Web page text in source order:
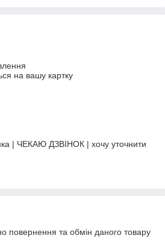
на вашу картку
| ЧЕКАЮ ДЗВІНОК | хочу уточнити
повернення та обмін даного товару